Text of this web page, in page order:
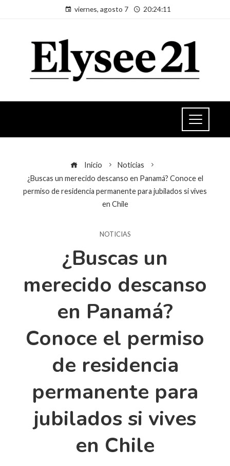
viernes, agosto 7 20:24:11
Inicio
Noticias
¿Buscas un merecido descanso en Panamá? Conoce el
permiso de residencia permanente para jubilados si vives
en Chile
NOTICIAS
¿Buscas un
merecido descanso
en Panamá?
Conoce el permiso
de residencia
permanente para
jubilados si vives
en Chile